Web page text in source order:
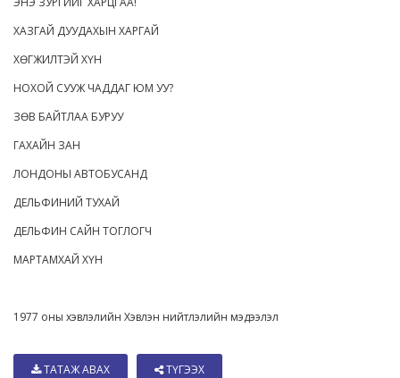
ХАЗГАЙ ДУУДАХЫН ХАРГАЙ
ХӨГЖИЛТЭЙ ХҮН
НОХОЙ СУУЖ ЧАДДАГ ЮМ УУ?
ЗӨВ БАЙТЛАА БУРУУ
ГАХАЙН ЗАН
ЛОНДОНЫ АВТОБУСАНД
ДЕЛЬФИНИЙ ТУХАЙ
ДЕЛЬФИН САЙН ТОГЛОГЧ
МАРТАМХАЙ ХҮН
1977 оны хэвлэлийн Хэвлэн нийтлэлийн мэдээлэл
ТАТАЖ АВАХ ТҮГЭЭХ